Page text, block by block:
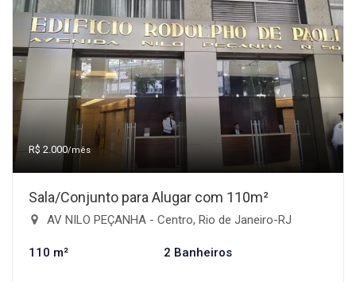
R$ 2.000/mês
Sala/Conjunto para Alugar com 110m²
AV NILO PEÇANHA - Centro, Rio de Janeiro-RJ
110 m² 2 Banheiros